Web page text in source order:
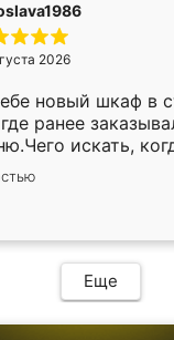
2026
новый шкаф в
ранее
искать,
Служит
нет.
Еще